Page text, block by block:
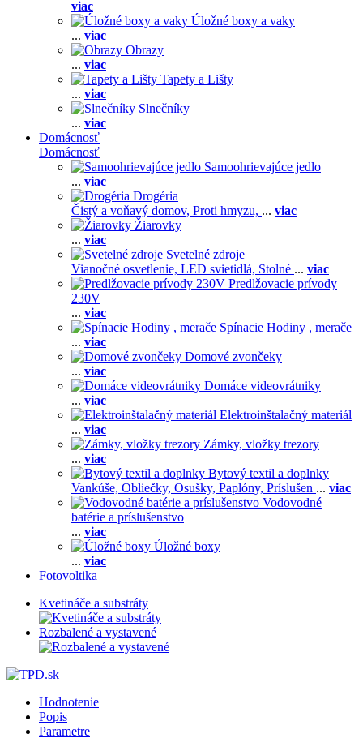
viac
Úložné boxy a vaky
... viac
Obrazy
... viac
Tapety a Lišty
... viac
Slnečníky
... viac
Domácnosť
Domácnosť
Samoohrievajúce jedlo
... viac
Drogéria
Čistý a voňavý domov, Proti hmyzu, ... viac
Žiarovky
... viac
Svetelné zdroje
Vianočné osvetlenie, LED svietidlá, Stolné ... viac
Predlžovacie prívody
230V
... viac
Spínacie Hodiny , merače
... viac
Domové zvončeky
... viac
Domáce videovrátniky
... viac
Elektroinštalačný materiál
... viac
Zámky, vložky trezory
... viac
Bytový textil a doplnky
Vankúše, Obliečky, Osušky, Paplóny, Príslušen ... viac
Vodovodné
batérie a príslušenstvo
... viac
Úložné boxy
... viac
Fotovoltika
Kvetináče a substráty
Rozbalené a vystavené
Hodnotenie
Popis
Parametre